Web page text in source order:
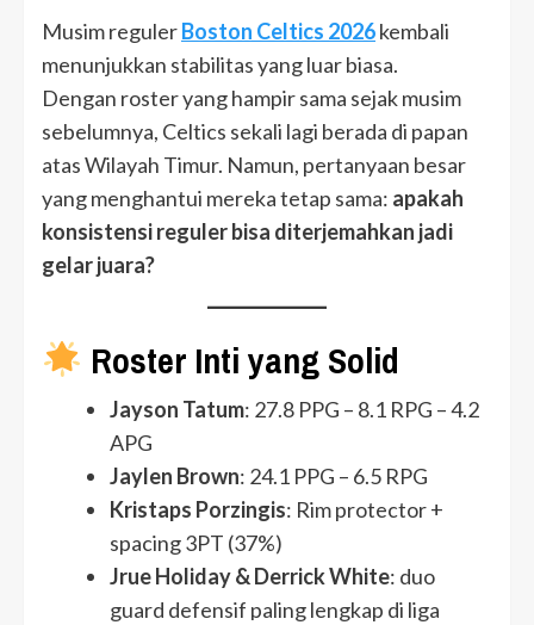
Musim regulerBoston Celtics 2026kembali
menunjukkan stabilitas yang luar biasa.
Dengan roster yang hampir sama sejak musim
sebelumnya, Celtics sekali lagi berada di papan
atas Wilayah Timur. Namun, pertanyaan besar
yang menghantui mereka tetap sama: apakah
konsistensi reguler bisa diterjemahkan jadi
gelar juara?
Roster Inti yang Solid
Jayson Tatum: 27.8 PPG – 8.1 RPG – 4.2
APG
Jaylen Brown: 24.1 PPG – 6.5 RPG
Kristaps Porzingis: Rim protector +
spacing 3PT (37%)
Jrue Holiday & Derrick White: duo
guard defensif paling lengkap di liga